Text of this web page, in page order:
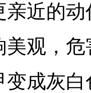
亲近的动
美观，
成灰